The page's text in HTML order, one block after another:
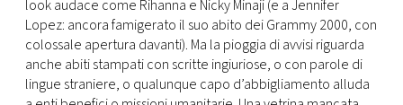
look audace come Rihanna e Nicky Minaji (e a Jennifer
Lopez: ancora famigerato il suo abito dei Grammy 2000, con
colossale apertura davanti). Ma la pioggia di avvisi riguarda
anche abiti stampati con scritte ingiuriose, o con parole di
lingue straniere, o qualunque capo d’abbigliamento alluda